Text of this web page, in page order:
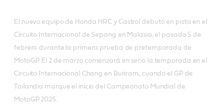
El nuevo equipo de Honda HRC y Castrol debutó en pista en el
Circuito Internacional de Sepang en Malasia, el pasado 5 de
febrero durante la primera prueba de pretemporada de
MotoGP. El 2 de marzo comenzará en serio la temporada en el
Circuito Internacional Chang en Buriram, cuando el GP de
Tailandia marque el inicio del Campeonato Mundial de
MotoGP 2025.